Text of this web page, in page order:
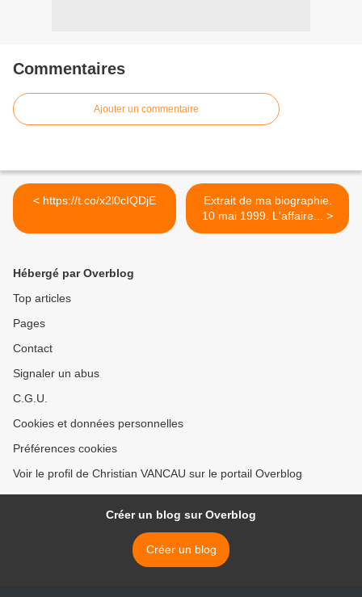
Commentaires
Ajouter un commentaire
< https://t.co/x2l0cIQDjE
Extrait de ma biographie.
10 mai 1999. L'affaire... >
Hébergé par Overblog
Top articles
Pages
Contact
Signaler un abus
C.G.U.
Cookies et données personnelles
Préférences cookies
Voir le profil de Christian VANCAU sur le portail Overblog
Créer un blog sur Overblog
Créer un blog